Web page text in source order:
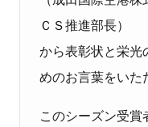
ＣＳ推進部長）
から表彰状と栄光
めのお言葉をいた
このシーズン受賞